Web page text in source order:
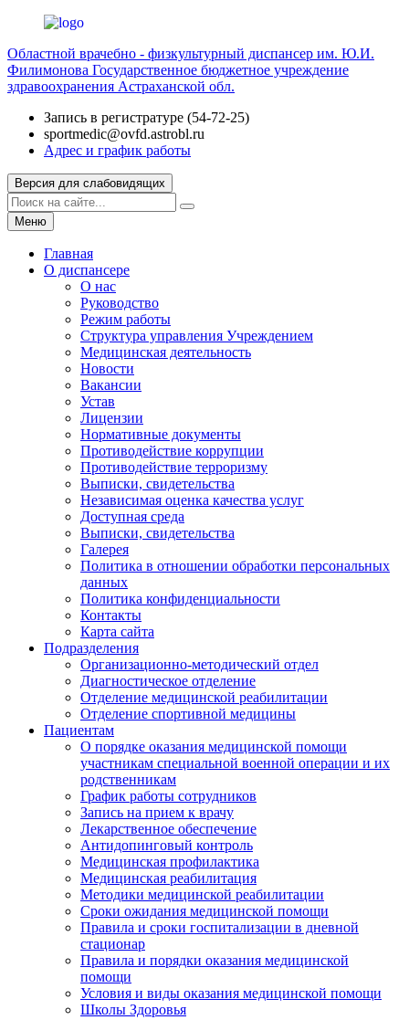
Областной врачебно - физкультурный диспансер им. Ю.И.
Филимонова Государственное бюджетное учреждение
здравоохранения Астраханской обл.
Запись в регистратуре (54-72-25)
sportmedic@ovfd.astrobl.ru
Адрес и график работы
Версия для слабовидящих
Меню
Главная
О диспансере
О нас
Руководство
Режим работы
Структура управления Учреждением
Медицинская деятельность
Новости
Вакансии
Устав
Лицензии
Нормативные документы
Противодействие коррупции
Противодействие терроризму
Выписки, свидетельства
Независимая оценка качества услуг
Доступная среда
Выписки, свидетельства
Галерея
Политика в отношении обработки персональных
данных
Политика конфиденциальности
Контакты
Карта сайта
Подразделения
Организационно-методический отдел
Диагностическое отделение
Отделение медицинской реабилитации
Отделение спортивной медицины
Пациентам
О порядке оказания медицинской помощи
участникам специальной военной операции и их
родственникам
График работы сотрудников
Запись на прием к врачу
Лекарственное обеспечение
Антидопинговый контроль
Медицинская профилактика
Медицинская реабилитация
Методики медицинской реабилитации
Сроки ожидания медицинской помощи
Правила и сроки госпитализации в дневной
стационар
Правила и порядки оказания медицинской
помощи
Условия и виды оказания медицинской помощи
Школы Здоровья